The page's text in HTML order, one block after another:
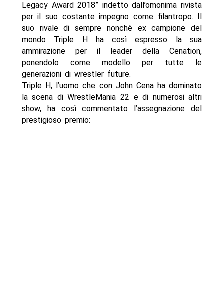
Legacy Award 2018” indetto dall’omonima rivista
per il suo costante impegno come filantropo. Il
suo rivale di sempre nonchè ex campione del
mondo Triple H ha così espresso la sua
ammirazione per il leader della Cenation,
ponendolo come modello per tutte le
generazioni di wrestler future.
Triple H, l’uomo che con John Cena ha dominato
la scena di WrestleMania 22 e di numerosi altri
show, ha così commentato l’assegnazione del
prestigioso premio: